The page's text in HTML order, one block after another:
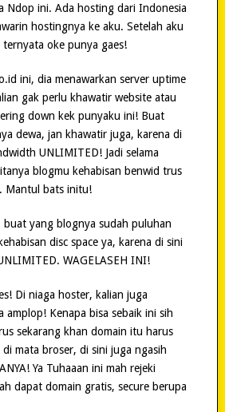
Ndop ini. Ada hosting dari Indonesia
hostingnya ke aku. Setelah aku
ternyata oke punya gaes!
ini, dia menawarkan server uptime
gak perlu khawatir website atau
down kek punyaku ini! Buat
dewa, jan khawatir juga, karena di
UNLIMITED! Jadi selama
blogmu kehabisan benwid trus
Mantul bats initu!
buat yang blognya sudah puluhan
disc space ya, karena di sini
WAGELASEH INI!
Di niaga hoster, kalian juga
amplop! Kenapa bisa sebaik ini sih
sekarang khan domain itu harus
di mata broser, di sini juga ngasih
Ya Tuhaaan ini mah rejeki
dapat domain gratis, secure berupa